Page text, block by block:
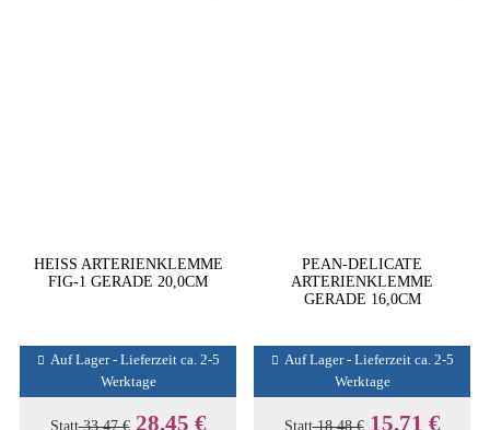
HEISS ARTERIENKLEMME
FIG-1 GERADE 20,0CM
Auf Lager - Lieferzeit ca. 2-5
Werktage
Statt33,47 € 28,45 €
PEAN-DELICATE
ARTERIENKLEMME
GERADE 16,0CM
Auf Lager - Lieferzeit ca. 2-5
Werktage
Statt18,48 € 15,71 €